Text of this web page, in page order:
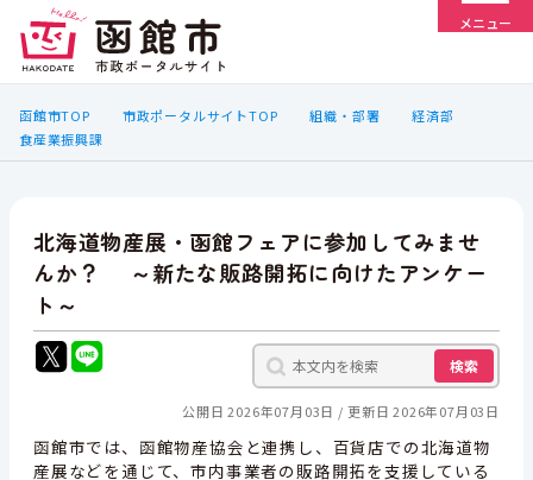
メニュー
函館市TOP 市政ポータルサイトTOP 組織・部署
経済部
食産業振興課
北海道物産展・函館フェアに参加してみませ
んか？ ～新たな販路開拓に向けたアンケー
ト～
検索
公開日 2026年07月03日 更新日 2026年07月03日
函館市では、函館物産協会と連携し、百貨店での北海道物
産展などを通じて、市内事業者の販路開拓を支援している